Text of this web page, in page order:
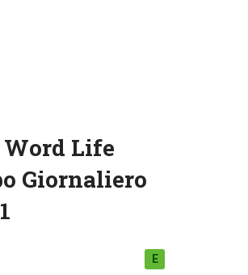
Life
Giornaliero
E